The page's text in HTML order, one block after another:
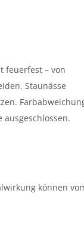
feuerfest – von
Staunässe
können